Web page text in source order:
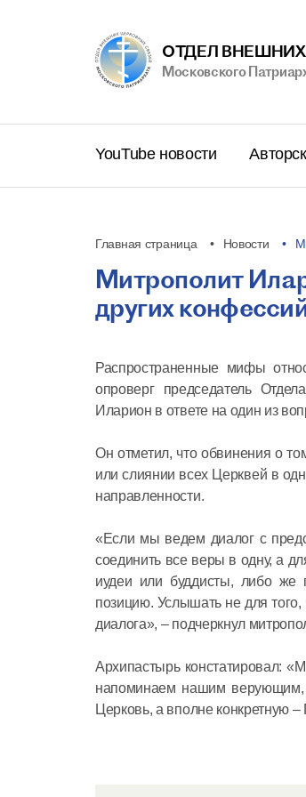
ОТДЕЛ
Московского
YouTube новости
Главная страница Новости
Митрополит
других
Распространенные мифы
опроверг председатель
Иларион в ответе на один из
Он отметил, что обвинения о
или слиянии всех Церквей в
направленности.
«Если мы ведем диалог с
соединить все веры в одну, а
иудеи или буддисты, либо же
позицию. Услышать не для
диалога», – подчеркнул
Архипастырь констатировал:
напоминаем нашим верующим,
Церковь, а вполне конкретную